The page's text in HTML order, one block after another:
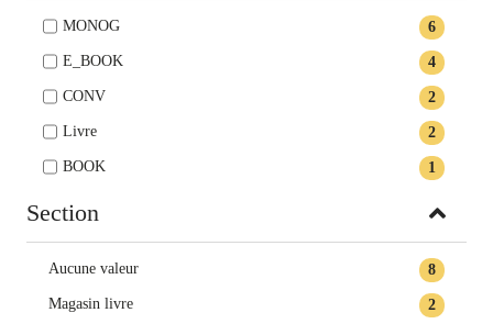
6
MONOG
4
E_BOOK
2
CONV
2
Livre
1
BOOK
Section
8
Aucune valeur
2
Magasin livre